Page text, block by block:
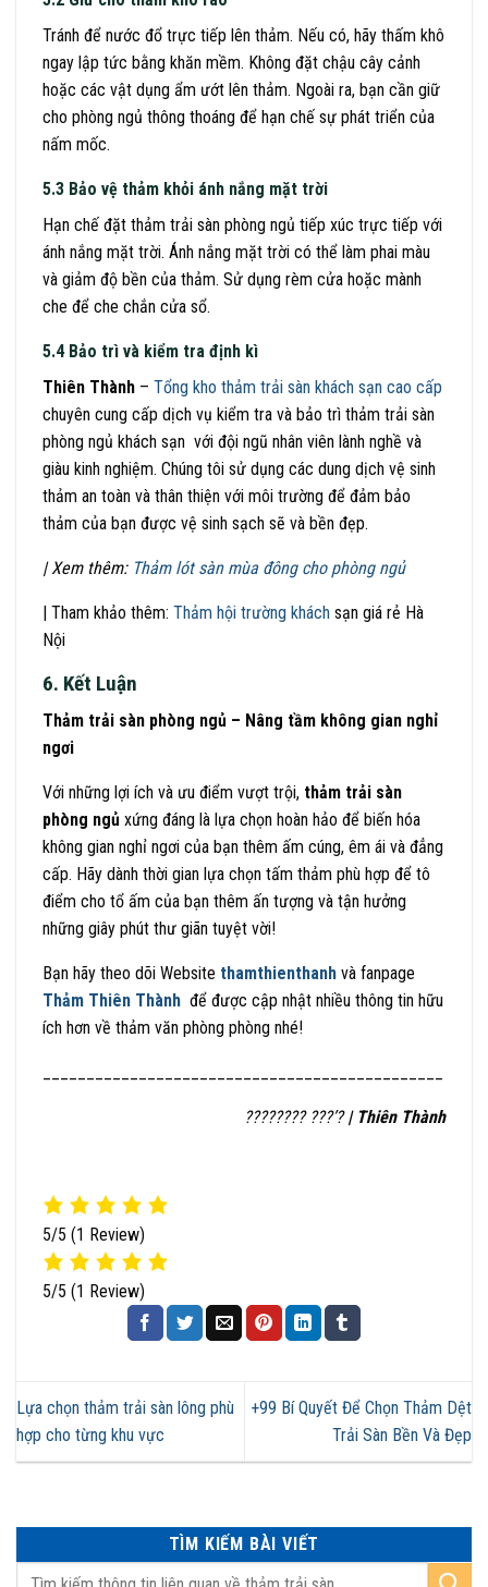
TÌM KIẾM BÀI VIẾT
Tránh để nước đổ trực tiếp lên thảm. Nếu có, hãy thấm khô
ngay lập tức bằng khăn mềm. Không đặt chậu cây cảnh
hoặc các vật dụng ẩm ướt lên thảm. Ngoài ra, bạn cần giữ
cho phòng ngủ thông thoáng để hạn chế sự phát triển của
nấm mốc.
5.3 Bảo vệ thảm khỏi ánh nắng mặt trời
Hạn chế đặt thảm trải sàn phòng ngủ tiếp xúc trực tiếp với
ánh nắng mặt trời. Ánh nắng mặt trời có thể làm phai màu
và giảm độ bền của thảm. Sử dụng rèm cửa hoặc mành
che để che chắn cửa sổ.
5.4 Bảo trì và kiểm tra định kì
Thiên Thành – Tổng kho thảm trải sàn khách sạn cao cấp
chuyên cung cấp dịch vụ kiểm tra và bảo trì thảm trải sàn
phòng ngủ khách sạn với đội ngũ nhân viên lành nghề và
giàu kinh nghiệm. Chúng tôi sử dụng các dung dịch vệ sinh
thảm an toàn và thân thiện với môi trường để đảm bảo
thảm của bạn được vệ sinh sạch sẽ và bền đẹp.
| Xem thêm: Thảm lót sàn mùa đông cho phòng ngủ
| Tham khảo thêm: Thảm hội trường khách sạn giá rẻ Hà
Nội
6. Kết Luận
Thảm trải sàn phòng ngủ – Nâng tầm không gian nghỉ
ngơi
Với những lợi ích và ưu điểm vượt trội, thảm trải sàn
phòng ngủ xứng đáng là lựa chọn hoàn hảo để biến hóa
không gian nghỉ ngơi của bạn thêm ấm cúng, êm ái và đẳng
cấp. Hãy dành thời gian lựa chọn tấm thảm phù hợp để tô
điểm cho tổ ấm của bạn thêm ấn tượng và tận hưởng
những giây phút thư giãn tuyệt vời!
Bạn hãy theo dõi Website thamthienthanh và fanpage
Thảm Thiên Thành để được cập nhật nhiều thông tin hữu
ích hơn về thảm văn phòng phòng nhé!
???????? ???’?| Thiên Thành
5/5 (1 Review)
5/5 (1 Review)
Lựa chọn thảm trải sàn lông phù
hợp cho từng khu vực
+99 Bí Quyết Để Chọn Thảm Dệt
Trải Sàn Bền Và Đẹp